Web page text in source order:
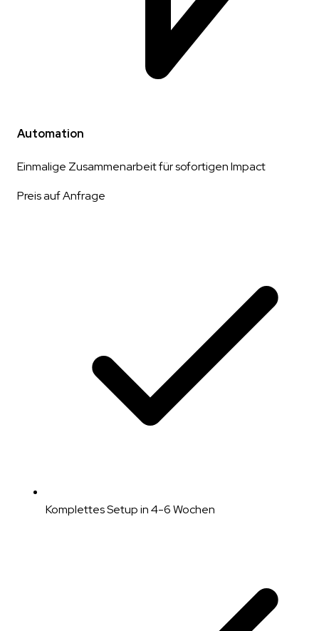
Automation
Einmalige Zusammenarbeit für sofortigen Impact
Preis auf Anfrage
Komplettes Setup in 4-6 Wochen